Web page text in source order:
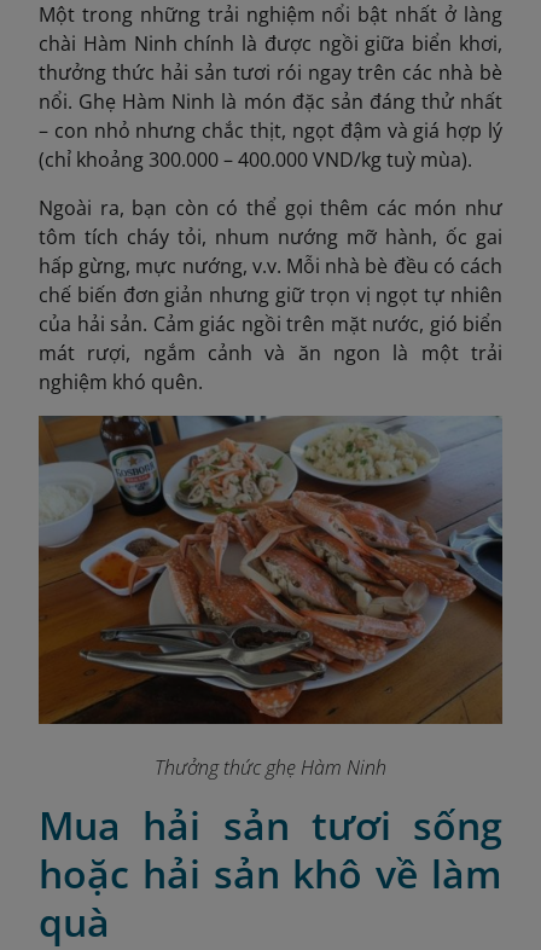
Một trong những trải nghiệm nổi bật nhất ở làng
chài Hàm Ninh chính là được ngồi giữa biển khơi,
thưởng thức hải sản tươi rói ngay trên các nhà bè
nổi. Ghẹ Hàm Ninh là món đặc sản đáng thử nhất
– con nhỏ nhưng chắc thịt, ngọt đậm và giá hợp lý
(chỉ khoảng 300.000 – 400.000 VND/kg tuỳ mùa).
Ngoài ra, bạn còn có thể gọi thêm các món như
tôm tích cháy tỏi, nhum nướng mỡ hành, ốc gai
hấp gừng, mực nướng, v.v. Mỗi nhà bè đều có cách
chế biến đơn giản nhưng giữ trọn vị ngọt tự nhiên
của hải sản. Cảm giác ngồi trên mặt nước, gió biển
mát rượi, ngắm cảnh và ăn ngon là một trải
nghiệm khó quên.
Thưởng thức ghẹ Hàm Ninh
Mua hải sản tươi sống
hoặc hải sản khô về làm
quà